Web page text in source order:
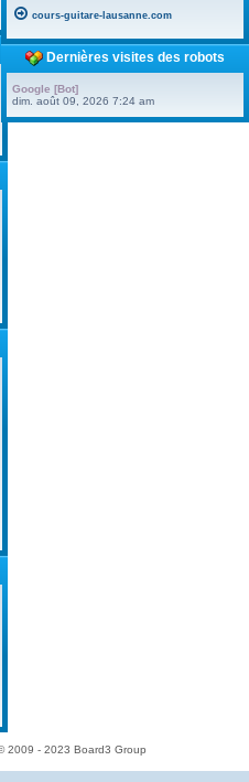
cours-guitare-lausanne.com
Dernières visites des robots
Google [Bot]
dim. août 09, 2026 7:24 am
2009 - 2023 Board3 Group